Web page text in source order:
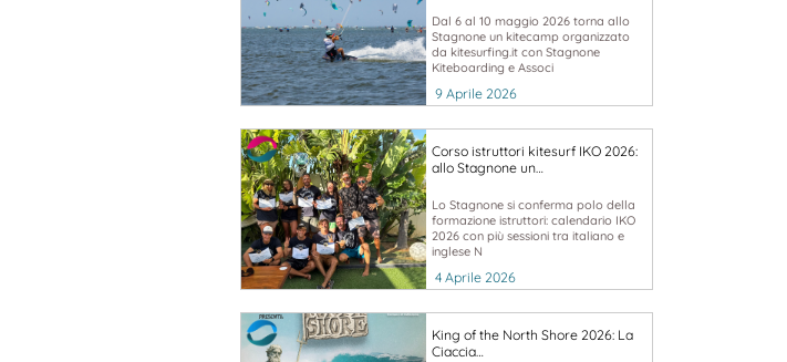
Dal 6 al 10 maggio 2026 torna allo
Stagnone un kitecamp organizzato
da kitesurfing.it con Stagnone
Kiteboarding e Associ
9 Aprile 2026
Corso istruttori kitesurf IKO 2026:
allo Stagnone un…
Lo Stagnone si conferma polo della
formazione istruttori: calendario IKO
2026 con più sessioni tra italiano e
inglese N
4 Aprile 2026
King of the North Shore 2026: La
Ciaccia…